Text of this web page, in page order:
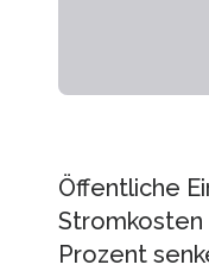
Öffentliche
Stromkosten
Prozent